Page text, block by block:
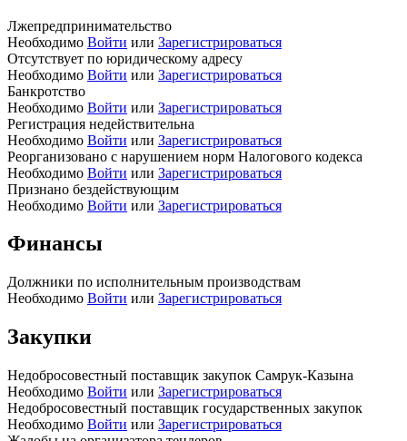
Лжепредпринимательство
Необходимо Войти или Зарегистрироваться
Отсутствует по юридическому адресу
Необходимо Войти или Зарегистрироваться
Банкротство
Необходимо Войти или Зарегистрироваться
Регистрация недействительна
Необходимо Войти или Зарегистрироваться
Реорганизовано с нарушением норм Налогового кодекса
Необходимо Войти или Зарегистрироваться
Признано бездействующим
Необходимо Войти или Зарегистрироваться
Финансы
Должники по исполнительным производствам
Необходимо Войти или Зарегистрироваться
Закупки
Недобросовестный поставщик закупок Самрук-Казына
Необходимо Войти или Зарегистрироваться
Недобросовестный поставщик государственных закупок
Необходимо Войти или Зарегистрироваться